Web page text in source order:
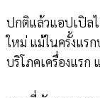
ปกติแล้วแอปเปิล
ใหม่ แม้ในครั้งแร
บริโภคเครื่องแรก